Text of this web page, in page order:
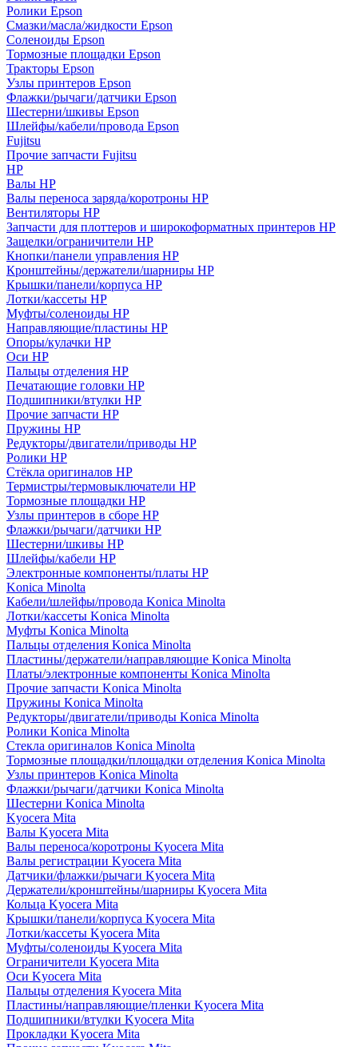
Ролики Epson
Смазки/масла/жидкости Epson
Соленоиды Epson
Тормозные площадки Epson
Тракторы Epson
Узлы принтеров Epson
Флажки/рычаги/датчики Epson
Шестерни/шкивы Epson
Шлейфы/кабели/провода Epson
Fujitsu
Прочие запчасти Fujitsu
HP
Валы HP
Валы переноса заряда/коротроны HP
Вентиляторы HP
Запчасти для плоттеров и широкоформатных принтеров HP
Защелки/ограничители HP
Кнопки/панели управления HP
Кронштейны/держатели/шарниры HP
Крышки/панели/корпуса HP
Лотки/кассеты HP
Муфты/соленоиды HP
Направляющие/пластины HP
Опоры/кулачки HP
Оси HP
Пальцы отделения HP
Печатающие головки HP
Подшипники/втулки HP
Прочие запчасти HP
Пружины HP
Редукторы/двигатели/приводы HP
Ролики HP
Стёкла оригиналов HP
Термистры/термовыключатели HP
Тормозные площадки HP
Узлы принтеров в сборе HP
Флажки/рычаги/датчики HP
Шестерни/шкивы HP
Шлейфы/кабели HP
Электронные компоненты/платы HP
Konica Minolta
Кабели/шлейфы/провода Konica Minolta
Лотки/кассеты Konica Minolta
Муфты Konica Minolta
Пальцы отделения Konica Minolta
Пластины/держатели/направляющие Konica Minolta
Платы/электронные компоненты Konica Minolta
Прочие запчасти Konica Minolta
Пружины Konica Minolta
Редукторы/двигатели/приводы Konica Minolta
Ролики Konica Minolta
Стекла оригиналов Konica Minolta
Тормозные площадки/площадки отделения Konica Minolta
Узлы принтеров Konica Minolta
Флажки/рычаги/датчики Konica Minolta
Шестерни Konica Minolta
Kyocera Mita
Валы Kyocera Mita
Валы переноса/коротроны Kyocera Mita
Валы регистрации Kyocera Mita
Датчики/флажки/рычаги Kyocera Mita
Держатели/кронштейны/шарниры Kyocera Mita
Кольца Kyocera Mita
Крышки/панели/корпуса Kyocera Mita
Лотки/кассеты Kyocera Mita
Муфты/соленоиды Kyocera Mita
Ограничители Kyocera Mita
Оси Kyocera Mita
Пальцы отделения Kyocera Mita
Пластины/направляющие/пленки Kyocera Mita
Подшипники/втулки Kyocera Mita
Прокладки Kyocera Mita